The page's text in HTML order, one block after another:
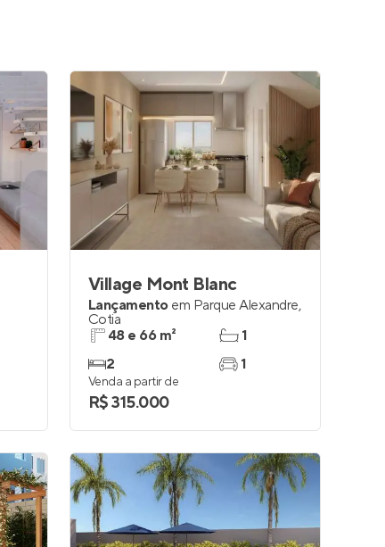
Village Mont Blanc
Lançamento em Parque Alexandre,
Cotia
48 e 66 m²
2
1
1
Venda a partir de
R$ 315.000